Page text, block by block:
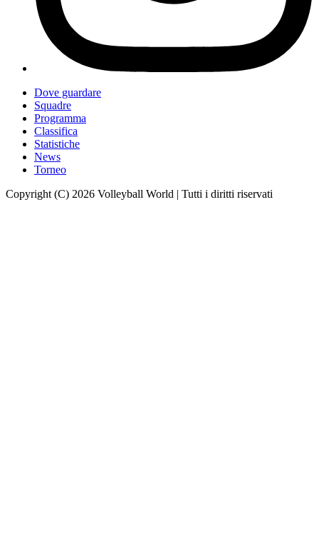
Dove guardare
Squadre
Programma
Classifica
Statistiche
News
Torneo
Copyright (C) 2026 Volleyball World | Tutti i diritti riservati